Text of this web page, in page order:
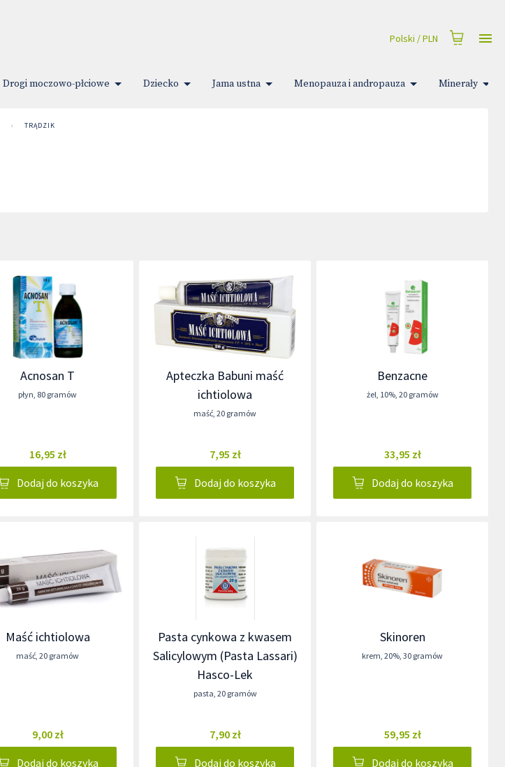
Polski /PLN
Drogi moczowo-płciowe Dziecko Jama ustna Menopauza i andropauza Minerały
› TRĄDZIK
Acnosan T
płyn, 80 gramów
16,95 zł
Dodaj do koszyka
Apteczka Babuni maść
ichtiolowa
maść, 20 gramów
7,95 zł
Dodaj do koszyka
Benzacne
żel, 10%, 20 gramów
33,95 zł
Dodaj do koszyka
Maść ichtiolowa
maść, 20 gramów
9,00 zł
Dodaj do koszyka
Pasta cynkowa z kwasem
Salicylowym (Pasta Lassari)
Hasco-Lek
pasta, 20 gramów
7,90 zł
Dodaj do koszyka
Skinoren
krem, 20%, 30 gramów
59,95 zł
Dodaj do koszyka